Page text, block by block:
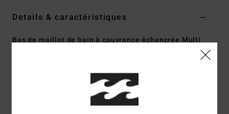
Details & caractéristiques
Bas de maillot de bain à couvrance échancrée Multi
Code couleur